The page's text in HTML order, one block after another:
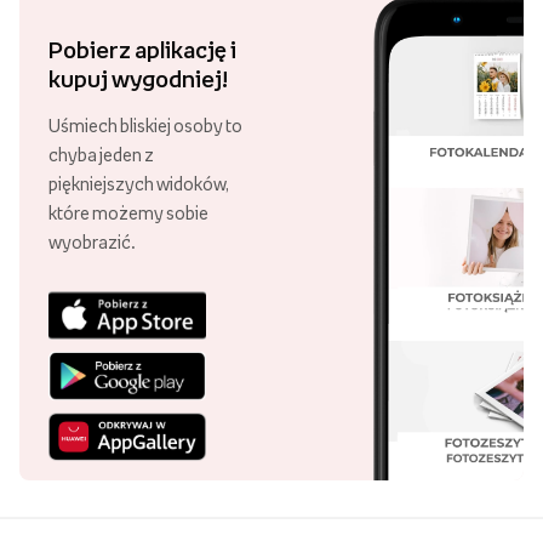
Lata doświadczenia są gwarancją
wysokiej jakości naszych usług.
Aż 99,87% klientów poleca nasze
usługi! Dziękujemy za zaufanie!
Pobierz aplikację i
kupuj wygodniej!